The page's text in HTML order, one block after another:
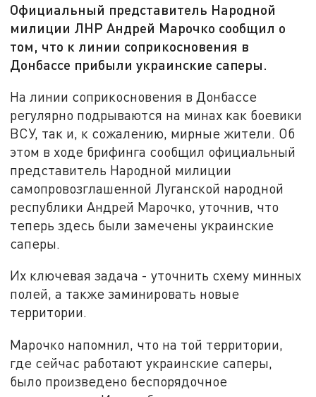
Официальный представитель Народной
милиции ЛНР Андрей Марочко сообщил о
том, что к линии соприкосновения в
Донбассе прибыли украинские саперы.
На линии соприкосновения в Донбассе
регулярно подрываются на минах как боевики
ВСУ, так и, к сожалению, мирные жители. Об
этом в ходе брифинга сообщил официальный
представитель Народной милиции
самопровозглашенной Луганской народной
республики Андрей Марочко, уточнив, что
теперь здесь были замечены украинские
саперы.
Их ключевая задача - уточнить схему минных
полей, а также заминировать новые
территории.
Марочко напомнил, что на той территории,
где сейчас работают украинские саперы,
было произведено беспорядочное